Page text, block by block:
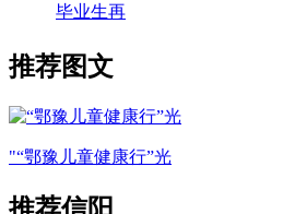
毕业生再
推荐图文
"“鄂豫儿童健康行”光
推荐信阳